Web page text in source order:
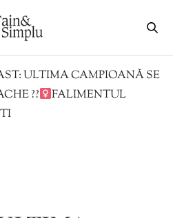
ULTIMA CAMPIOANĂ SE
??‍
FALIMENTUL